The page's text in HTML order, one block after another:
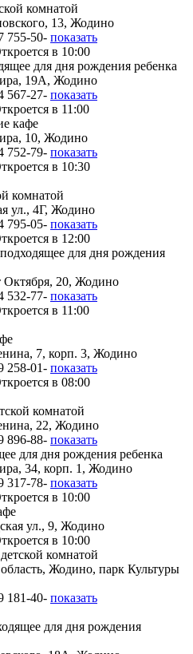
комнатой
13, Жодино
755-50- показать
в 10:00
для дня рождения ребенка
19А, Жодино
567-27- показать
в 11:00
кафе
10, Жодино
752-79- показать
в 10:30
комнатой
ул., 4Г, Жодино
795-05- показать
в 12:00
для дня рождения
Октября, 20, Жодино
532-77- показать
в 11:00
7, корп. 3, Жодино
258-01- показать
в 08:00
комнатой
22, Жодино
896-88- показать
для дня рождения ребенка
34, корп. 1, Жодино
317-78- показать
в 10:00
ул., 9, Жодино
в 10:00
комнатой
Жодино, парк Культуры
181-40- показать
для дня рождения